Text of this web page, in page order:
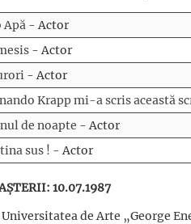
Apă - Actor
- Actor
- Actor
Krapp mi-a scris această
de noapte - Actor
sus ! - Actor
10.07.1987
Universitatea de Arte „George